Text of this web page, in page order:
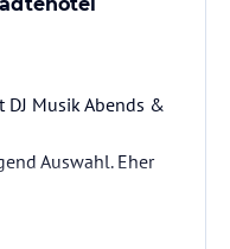
Musik Abends &
Auswahl. Eher